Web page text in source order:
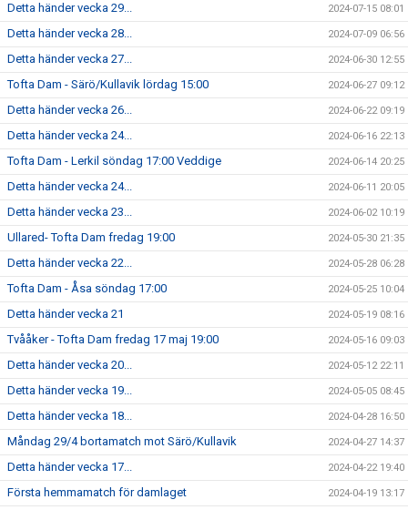
Detta händer vecka 29... 2024-07-15 08:01
Detta händer vecka 28... 2024-07-09 06:56
Detta händer vecka 27... 2024-06-30 12:55
Tofta Dam - Särö/Kullavik lördag 15:00 2024-06-27 09:12
Detta händer vecka 26... 2024-06-22 09:19
Detta händer vecka 24... 2024-06-16 22:13
Tofta Dam - Lerkil söndag 17:00 Veddige 2024-06-14 20:25
Detta händer vecka 24... 2024-06-11 20:05
Detta händer vecka 23... 2024-06-02 10:19
Ullared- Tofta Dam fredag 19:00 2024-05-30 21:35
Detta händer vecka 22... 2024-05-28 06:28
Tofta Dam - Åsa söndag 17:00 2024-05-25 10:04
Detta händer vecka 21 2024-05-19 08:16
Tvååker - Tofta Dam fredag 17 maj 19:00 2024-05-16 09:03
Detta händer vecka 20... 2024-05-12 22:11
Detta händer vecka 19... 2024-05-05 08:45
Detta händer vecka 18... 2024-04-28 16:50
Måndag 29/4 bortamatch mot Särö/Kullavik 2024-04-27 14:37
Detta händer vecka 17... 2024-04-22 19:40
Första hemmamatch för damlaget 2024-04-19 13:17